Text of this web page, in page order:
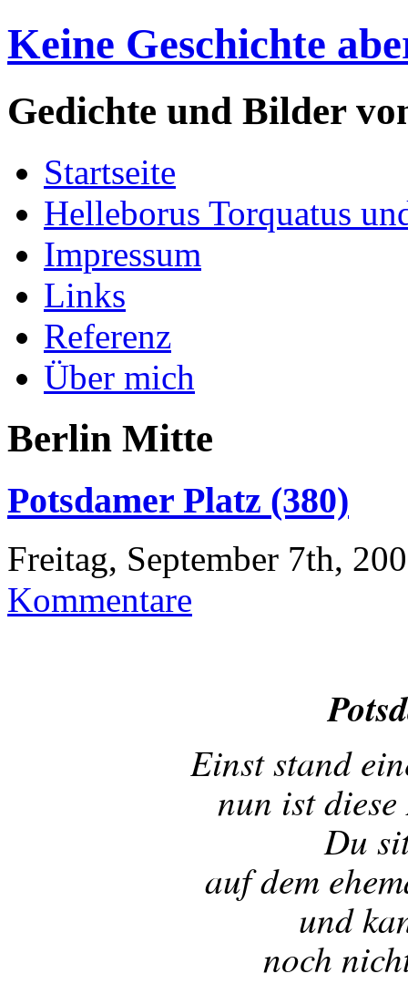
Keine Geschichte
Gedichte und Bilder
Startseite
Helleborus Torquatus
Impressum
Links
Referenz
Über mich
Berlin Mitte
Potsdamer Platz (380)
Freitag, September 7th,
Kommentare
Einst stand
nun ist
Du
auf dem
und
noch